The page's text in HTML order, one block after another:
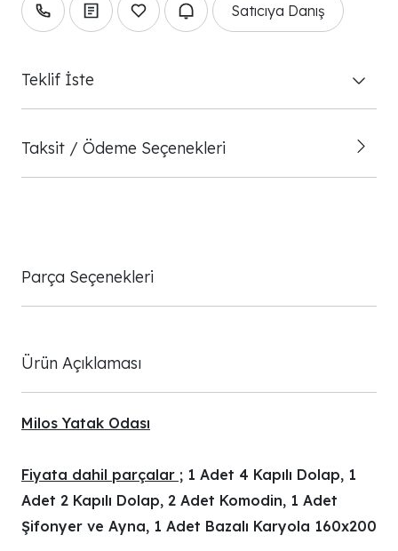
Satıcıya Danış
Teklif İste
Taksit / Ödeme Seçenekleri
Parça Seçenekleri
Ürün Açıklaması
Milos Yatak Odası
Fiyata dahil parçalar ; 1 Adet 4 Kapılı Dolap, 1
Adet 2 Kapılı Dolap, 2 Adet Komodin, 1 Adet
Şifonyer ve Ayna, 1 Adet Bazalı Karyola 160x200